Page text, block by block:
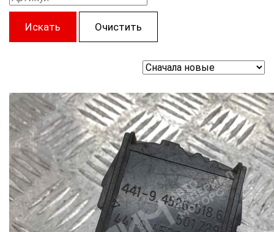
Искать Очистить